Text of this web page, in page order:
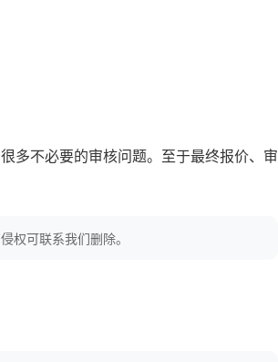
多不必要的审核问题。至于最终报价、审
权可联系我们删除。